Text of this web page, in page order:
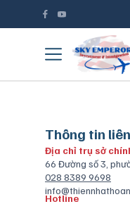
Thông tin
Địa chỉ trụ sở
66 Đường số 3,
028 8389 9698
Hotline